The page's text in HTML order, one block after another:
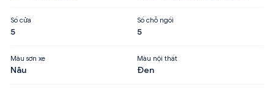
Số cửa
5
Số chỗ ngồi
5
Màu sơn xe
Nâu
Màu nội thất
Đen